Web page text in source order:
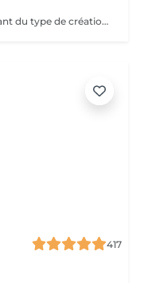
Le prix peut varier à la hausse dépendant du type de création finalement réalisée.
417